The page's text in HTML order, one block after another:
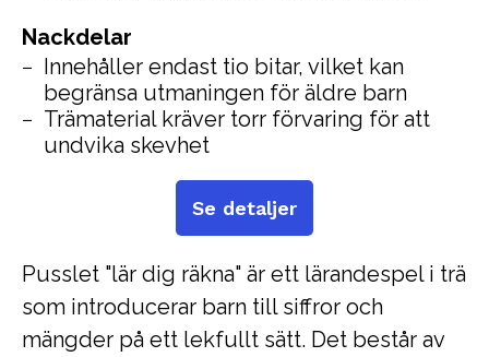
Pusslet "lär dig räkna" är ett lärandespel i trä
som introducerar barn till siffror och
mängder på ett lekfullt sätt. Det består av
Nackdelar
Innehåller endast tio bitar, vilket kan
begränsa utmaningen för äldre barn
Trämaterial kräver torr förvaring för att
undvika skevhet
Se detaljer